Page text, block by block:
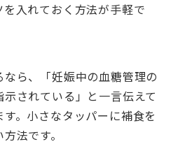
入れておく方法が手軽で
ら、「妊娠中の血糖管理の
されている」と一言伝えて
。小さなタッパーに補食を
法です。